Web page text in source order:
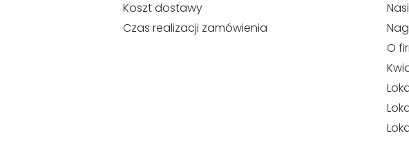
Koszt dostawy
Czas realizacji zamówienia
O